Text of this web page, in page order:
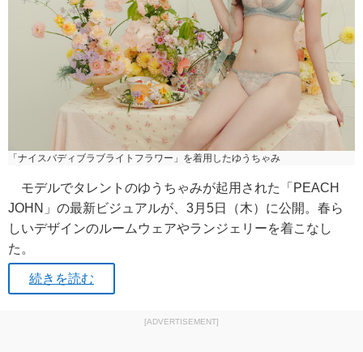
「ナイスバディブラブライトフラワー」を着用したゆうちゃみ
モデルでタレントのゆうちゃみが起用された「PEACH
JOHN」の最新ビジュアルが、3月5日（木）に公開。春ら
しいデザインのルームウェアやランジェリーを着こなし
た。
続きを読む
[ADVERTISEMENT]